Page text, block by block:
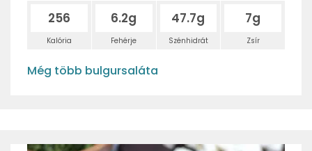
256
Kalória
6.2g
Fehérje
47.7g
Szénhidrát
7g
Zsír
Még több bulgursaláta